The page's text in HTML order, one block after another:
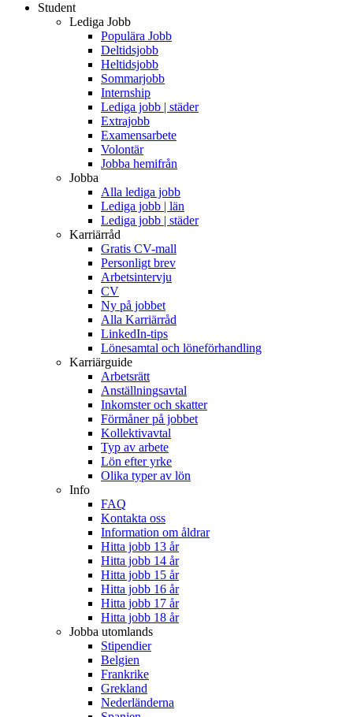
Student
Lediga Jobb
Populära Jobb
Deltidsjobb
Heltidsjobb
Sommarjobb
Internship
Lediga jobb | städer
Extrajobb
Examensarbete
Volontär
Jobba hemifrån
Jobba
Alla lediga jobb
Lediga jobb | län
Lediga jobb | städer
Karriärråd
Gratis CV-mall
Personligt brev
Arbetsintervju
CV
Ny på jobbet
Alla Karriärråd
LinkedIn-tips
Lönesamtal och löneförhandling
Karriärguide
Arbetsrätt
Anställningsavtal
Inkomster och skatter
Förmåner på jobbet
Kollektivavtal
Typ av arbete
Lön efter yrke
Olika typer av lön
Info
FAQ
Kontakta oss
Information om åldrar
Hitta jobb 13 år
Hitta jobb 14 år
Hitta jobb 15 år
Hitta jobb 16 år
Hitta jobb 17 år
Hitta jobb 18 år
Jobba utomlands
Stipendier
Belgien
Frankrike
Grekland
Nederländerna